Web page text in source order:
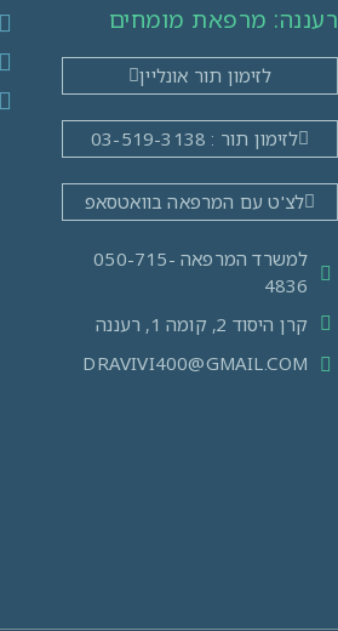
רעננה: מרפאת מומחים​
לזימון תור אונליין
לזימון תור : 03-519-3138
לצ'ט עם המרפאה בוואטסאפ
למשרד המרפאה 050-715-
4836
קרן היסוד 2, קומה 1, רעננה
DRAVIVI400@GMAIL.COM